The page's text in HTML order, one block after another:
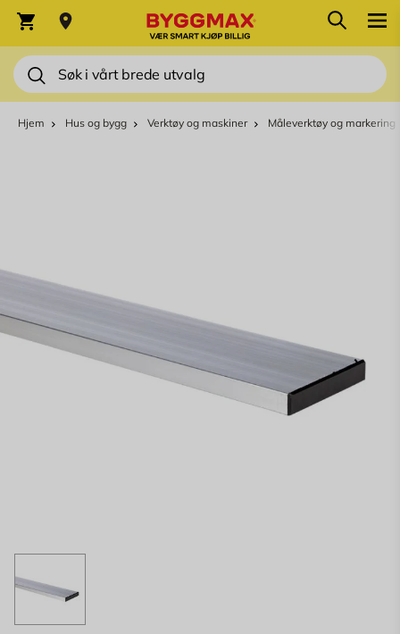
Søk
Varekurv Søk
Hjem Hus og bygg Verktøy og maskiner Måleverktøy og markering